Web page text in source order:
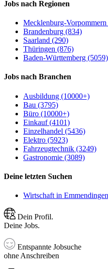
Jobs nach Regionen
Mecklenburg-
Brandenburg (834)
Saarland (290)
Thüringen (876)
Baden-Württemberg (5059)
Jobs nach Branchen
Ausbildung (10000+)
Bau (3795)
Büro (10000+)
Einkauf (4101)
Einzelhandel (5436)
Elektro (5923)
Fahrzeugtechnik (3249)
Gastronomie (3089)
Deine letzten Suchen
Wirtschaft in
Dein Profil.
Deine Jobs.
Entspannte Jobsuche
ohne Anschreiben